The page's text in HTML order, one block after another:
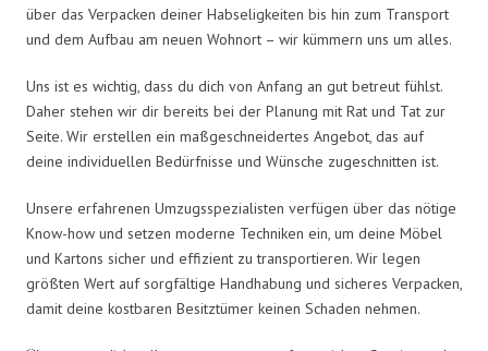
über das Verpacken deiner Habseligkeiten bis hin zum Transport
und dem Aufbau am neuen Wohnort – wir kümmern uns um alles.
Uns ist es wichtig, dass du dich von Anfang an gut betreut fühlst.
Daher stehen wir dir bereits bei der Planung mit Rat und Tat zur
Seite. Wir erstellen ein maßgeschneidertes Angebot, das auf
deine individuellen Bedürfnisse und Wünsche zugeschnitten ist.
Unsere erfahrenen Umzugsspezialisten verfügen über das nötige
Know-how und setzen moderne Techniken ein, um deine Möbel
und Kartons sicher und effizient zu transportieren. Wir legen
größten Wert auf sorgfältige Handhabung und sicheres Verpacken,
damit deine kostbaren Besitztümer keinen Schaden nehmen.